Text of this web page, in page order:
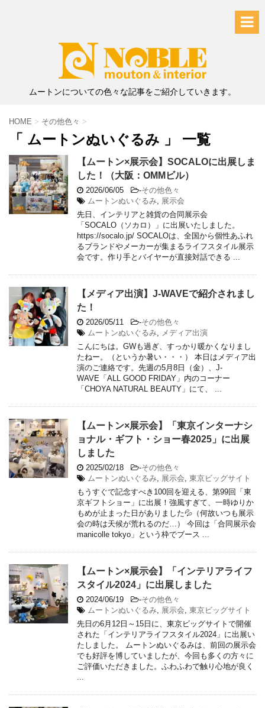
ムートンについての色々な記事をご紹介していきます。
HOME > その他色々 >
「 ムートンぬいぐるみ 」 一覧
【ムートン×展示会】SOCALOに出展しま
した！（大阪：OMMビル）
2026/06/05 -その他色々
ムートンぬいぐるみ, 展示会
先日、インテリアと雑貨の合同展示会
「SOCALO（ソカロ）」に出展いたしました。
https://socalo.jp/ SOCALOは、全国から個性あふれ
るブランドやメーカーが集まるライフスタイル展示
会です。作り手とバイヤーが直接対話できる ...
【メディア出演】J-WAVEで紹介されまし
た！
2026/05/11 -その他色々
ムートンぬいぐるみ, メディア出演
こんにちは。GWも過ぎ、すっかり暖かくなりまし
たねー。（というか暑い・・・） 本日はメディア出
演のご連絡です。先週の5月8日（金）、J-
WAVE「ALL GOOD FRIDAY」内のコーナー
「CHOYA NATURAL BEAUTY」にて、 ...
【ムートン×展示会】「東京インターナシ
ョナル・ギフト・ショー春2025」に出展
しました
2025/02/18 -その他色々
ムートンぬいぐるみ, 展示会, 東京ビッグサイト
もうすぐで記念すべき100回を迎える、第99回「東
京ギフトショー」に出展！強風すぎて、一時ゆりか
もめが止まった日がありました💦（何故いつも展示
会の時は天候が荒れるのだ…） 今回は「合同展示会
manicolle tokyo」という枠でブース ...
【ムートン×展示会】「インテリアライフ
スタイル2024」に出展しました
2024/06/19 -その他色々
ムートンぬいぐるみ, 展示会, 東京ビッグサイト
先日の6月12日～15日に、東京ビッグサイトで開催
された「インテリアライフスタイル2024」に出展い
たしました。 ムートンぬいぐるみは、前回の展示会
でも好評を博していましたが、今回も多くの方々に
ご評価いただきました。ふわふわで触り心地が良く
...